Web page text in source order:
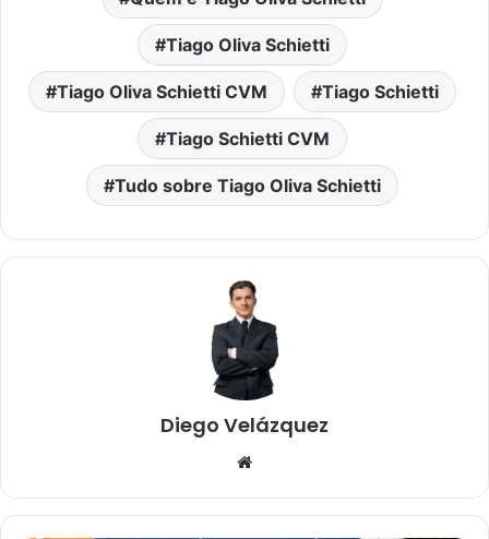
Tiago Oliva Schietti
Tiago Oliva Schietti CVM Tiago Schietti
Tiago Schietti CVM
Tudo sobre Tiago Oliva Schietti
Diego Velázquez
Website